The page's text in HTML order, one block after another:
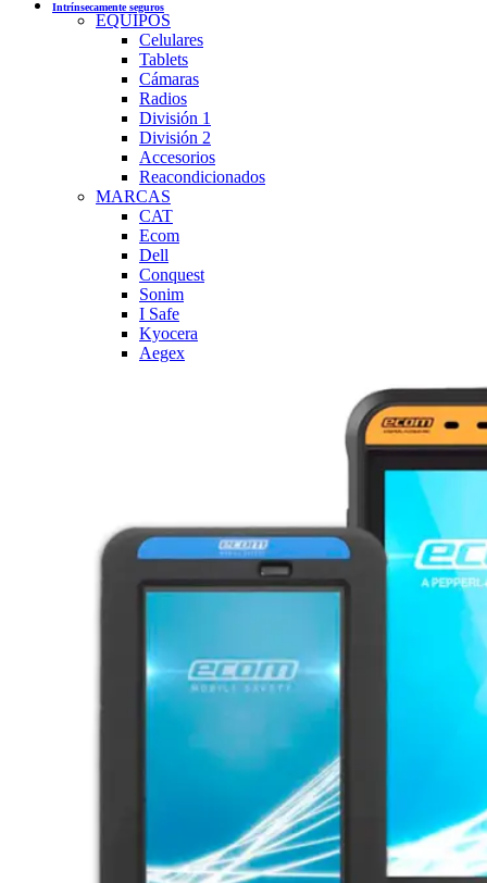
Intrínsecamente seguros
EQUIPOS
Celulares
Tablets
Cámaras
Radios
División 1
División 2
Accesorios
Reacondicionados
MARCAS
CAT
Ecom
Dell
Conquest
Sonim
I Safe
Kyocera
Aegex